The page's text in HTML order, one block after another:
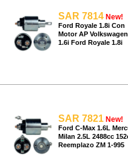
SAR 7814 New!
Ford Royale 1.8i Con
Motor AP
1.6i Ford Royale 1.8i
SAR 7821 New!
Ford C-Max 1.6L
Milan 2.5L 2488cc
Reemplazo ZM 1-995